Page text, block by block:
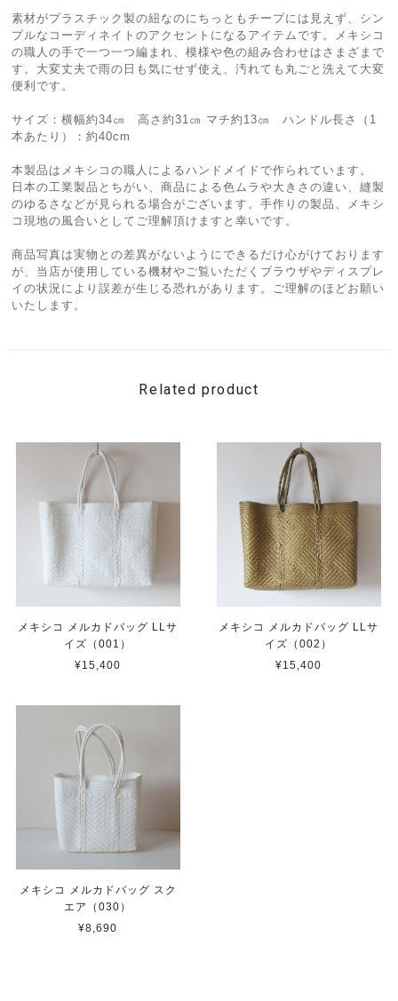
素材がプラスチック製の紐なのにちっともチープには見えず、シン
プルなコーディネイトのアクセントになるアイテムです。メキシコ
の職人の手で一つ一つ編まれ、模様や色の組み合わせはさまざまで
す。大変丈夫で雨の日も気にせず使え、汚れても丸ごと洗えて大変
便利です。
サイズ：横幅約34㎝ 高さ約31㎝ マチ約13㎝ ハンドル長さ（1
本あたり）：約40cm
本製品はメキシコの職人によるハンドメイドで作られています。
日本の工業製品とちがい、商品による色ムラや大きさの違い、縫製
のゆるさなどが見られる場合がございます。手作りの製品、メキシ
コ現地の風合いとしてご理解頂けますと幸いです。
商品写真は実物との差異がないようにできるだけ心がけております
が、当店が使用している機材やご覧いただくブラウザやディスプレ
イの状況により誤差が生じる恐れがあります。ご理解のほどお願い
いたします。
Related product
メキシコ メルカドバッグ LLサ
イズ（001）
¥15,400
メキシコ メルカドバッグ LLサ
イズ（002）
¥15,400
メキシコ メルカドバッグ スク
エア（030）
¥8,690